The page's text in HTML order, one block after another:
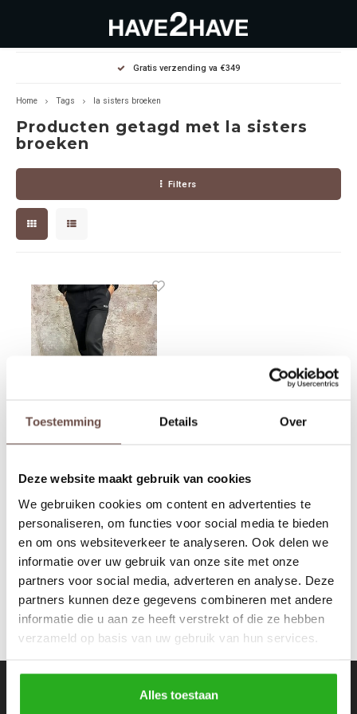
Toestemming Details Over
Deze website maakt gebruik van cookies
We gebruiken cookies om content en advertenties te
personaliseren, om functies voor social media te bieden
en om ons websiteverkeer te analyseren. Ook delen we
informatie over uw gebruik van onze site met onze
partners voor social media, adverteren en analyse. Deze
partners kunnen deze gegevens combineren met andere
informatie die u aan ze heeft verstrekt of die ze hebben
verzameld op basis van uw gebruik van hun services.
Alles toestaan
Hoofdmenu / dames
Jassen Diverse
Winterjassen
Jeans
T-shirts
Accessoires
Tops
Jumpsuites
Hoodies
Body's
Blouses
Tracksuits
Hoofdmenu / heren
Hoodies
Sweaters
Jeans
Joggers
Pullovers
Underwear
Jassen
Tracksuits
Bodywarmers
Coltrui
Trackpants
Hoofdmenu / outlet deals
Diverse
Heren
Dames
Gratis verzending va €349
Home Tags la sisters broeken
Producten getagd met la sisters
broeken
Filters
LA Sisters
Black
Nieuwsbrief